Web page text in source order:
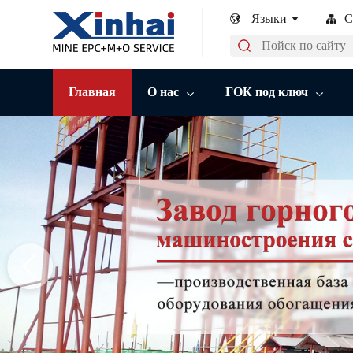
Языки
Главная О нас ГОК под ключ